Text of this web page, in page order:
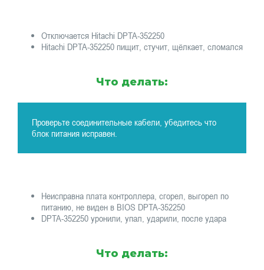
Отключается Hitachi DPTA-352250
Hitachi DPTA-352250 пищит, стучит, щёлкает, сломался
Что делать:
Проверьте соединительные кабели, убедитесь что
блок питания исправен.
Неисправна плата контроллера, сгорел, выгорел по
питанию, не виден в BIOS DPTA-352250
DPTA-352250 уронили, упал, ударили, после удара
Что делать: